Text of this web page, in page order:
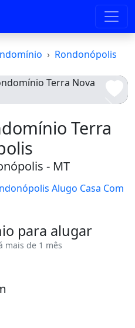
Rondonópolis
Terra
- MT
Alugo Casa Com
para alugar
mais de 1 mês